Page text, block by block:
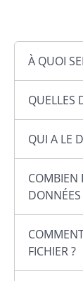
À QUOI
QUELLES
QUI A LE
COMBIEN
DONNÉES
FICHIER ?